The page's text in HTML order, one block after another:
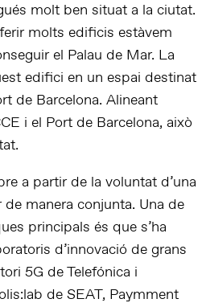
molt ben situat a la ciutat.
molts edificis estàvem
el Palau de Mar. La
edifici en un espai destinat
de Barcelona. Alineant
i el Port de Barcelona, això
a partir de la voluntat d’una
manera conjunta. Una de
principals és que s’ha
d’innovació de grans
5G de Telefónica i
de SEAT, Paymment